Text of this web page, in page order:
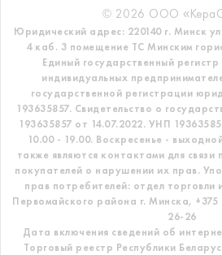
© 2026 ООО
Юридический адрес: 220140 г. Минск
4 каб. 3 помещение ТС Минским
Единый государственный регистр
индивидуальных
государственной регистрации
193635857. Свидетельство о
193635857 от 14.07.2022. УНП
10.00 - 19.00. Воскресенье -
также являются контактами для
покупателей о нарушении их прав.
прав потребителей: отдел торговли
Первомайского района г. Минска, +375
26-26
Дата включения сведений об
Торговый реестр Республики